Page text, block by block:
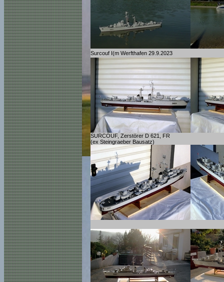
Surcouf I(m Werfthafen 29.9.2023
SURCOUF, Zerstörer D 621, FR
(ex Steingraeber Bausatz)